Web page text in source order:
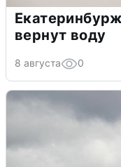
вернут воду
8 августа 0